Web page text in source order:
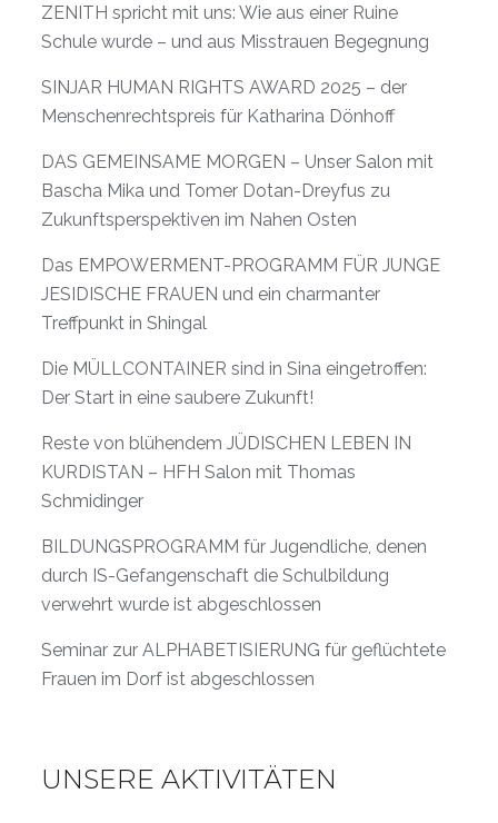
ZENITH spricht mit uns: Wie aus einer Ruine
Schule wurde – und aus Misstrauen Begegnung
SINJAR HUMAN RIGHTS AWARD 2025 – der
Menschenrechtspreis für Katharina Dönhoff
DAS GEMEINSAME MORGEN – Unser Salon mit
Bascha Mika und Tomer Dotan-Dreyfus zu
Zukunftsperspektiven im Nahen Osten
Das EMPOWERMENT-PROGRAMM FÜR JUNGE
JESIDISCHE FRAUEN und ein charmanter
Treffpunkt in Shingal
Die MÜLLCONTAINER sind in Sina eingetroffen:
Der Start in eine saubere Zukunft!
Reste von blühendem JÜDISCHEN LEBEN IN
KURDISTAN – HFH Salon mit Thomas
Schmidinger
BILDUNGSPROGRAMM für Jugendliche, denen
durch IS-Gefangenschaft die Schulbildung
verwehrt wurde ist abgeschlossen
Seminar zur ALPHABETISIERUNG für geflüchtete
Frauen im Dorf ist abgeschlossen
UNSERE AKTIVITÄTEN